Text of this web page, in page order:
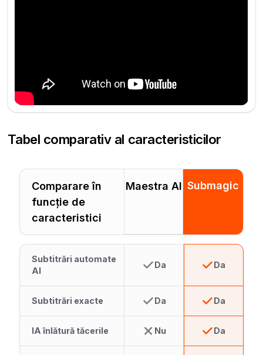
Tabel comparativ al caracteristicilor
Comparare în
funcție de
caracteristici
Maestra AI Submagic
Subtitrări automate
AI
Da Da
Subtitrări exacte Da Da
IA înlătură tăcerile Nu Da